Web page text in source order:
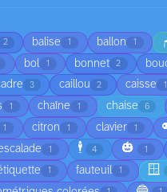
2 balise 1 ballon 1
bol 1 bonnet 2
3 caillou 2 caisse 1
1 chaîne 1 chaise 6
1 citron 1 clavier 1
1 🕴️ 4 🎃 1
1 fauteuil 1 🪟